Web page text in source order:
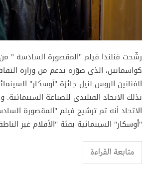
رشّحت فنلندا فيلم "المقصورة السادسة "
كواسمانين، الذي صوّره بدعم من وزارة
الفنانين الروس لنيل جائزة "أوسكار"
بذلك الاتحاد الفنلندي للصناعة
الاتحاد أنه تم ترشيح فيلم "المقصورة
"أوسكار" السينمائية بفئة "الأفلام غير
متابعة القراءة